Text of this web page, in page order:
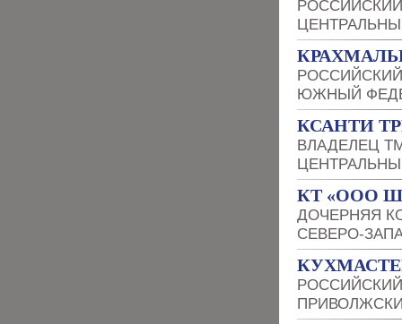
ЮЖНЫЙ
КСАНТИ
ВЛАДЕЛЕЦ
КТ «ООО
ДОЧЕРНЯЯ
СЕВЕРО-